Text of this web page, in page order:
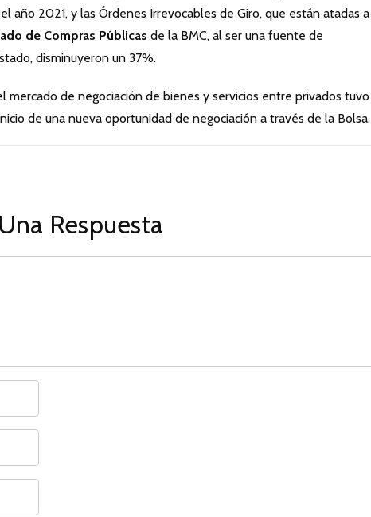
año 2021, y las Órdenes Irrevocables de Giro, que están atadas a
de Compras Públicas de la BMC, al ser una fuente de
disminuyeron un 37%.
mercado de negociación de bienes y servicios entre privados tuvo
de una nueva oportunidad de negociación a través de la Bolsa.
Respuesta